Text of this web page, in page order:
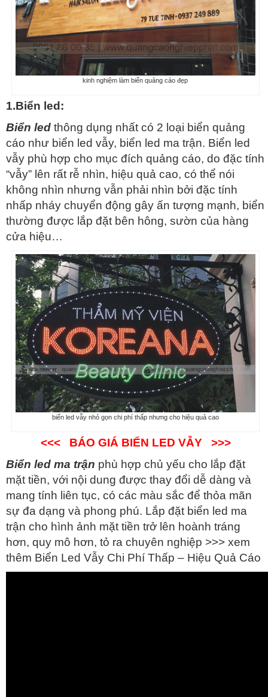
kinh nghiệm làm biển quảng cáo đẹp
1.Biển led:
Biển led thông dụng nhất có 2 loại biển quảng
cáo như biển led vẫy, biển led ma trận. Biển led
vẫy phù hợp cho mục đích quảng cáo, do đặc tính
“vẫy” lên rất rễ nhìn, hiệu quả cao, có thể nói
không nhìn nhưng vẫn phải nhìn bởi đặc tính
nhấp nháy chuyển động gây ấn tượng mạnh, biển
thường được lắp đặt bên hông, sườn của hàng
cửa hiệu…
biển led vẫy nhỏ gọn chi phí thấp nhưng cho hiệu quả cao
<<< BÁO GIÁ BIỂN LED VẪY >>>
Biển led ma trận phù hợp chủ yếu cho lắp đặt
mặt tiền, với nội dung được thay đổi dễ dàng và
mang tính liên tục, có các màu sắc để thỏa mãn
sự đa dạng và phong phú. Lắp đặt biển led ma
trận cho hình ảnh mặt tiền trở lên hoành tráng
hơn, quy mô hơn, tỏ ra chuyên nghiệp >>> xem
thêm Biển Led Vẫy Chi Phí Thấp – Hiệu Quả Cáo